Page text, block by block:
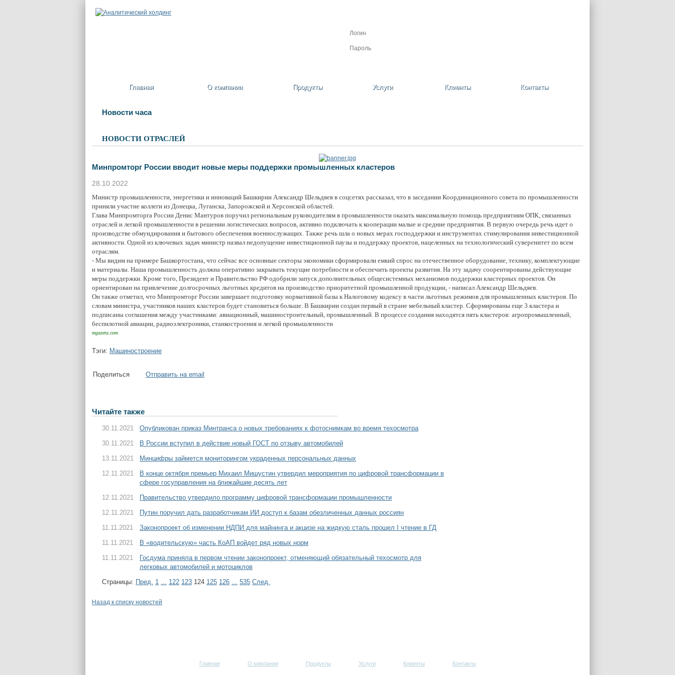
Главная О компании Продукты Услуги Клиенты Контакты
Новости часа
НОВОСТИ ОТРАСЛЕЙ
Минпромторг России вводит новые меры поддержки промышленных кластеров
28.10.2022
Министр промышленности, энергетики и инноваций Башкирии Александр Шельдяев в соцсетях рассказал, что в заседании Координационного совета по промышленности
приняли участие коллеги из Донецка, Луганска, Запорожской и Херсонской областей.
Глава Минпромторга России Денис Мантуров поручил региональным руководителям в промышленности оказать максимальную помощь предприятиям ОПК, связанных
отраслей и легкой промышленности в решении логистических вопросов, активно подключать к кооперации малые и средние предприятия. В первую очередь речь идет о
производстве обмундирования и бытового обеспечения военнослужащих. Также речь шла о новых мерах господдержки и инструментах стимулирования инвестиционной
активности. Одной из ключевых задач министр назвал недопущение инвестиционной паузы и поддержку проектов, нацеленных на технологический суверенитет по всем
отраслям.
- Мы видим на примере Башкортостана, что сейчас все основные секторы экономики сформировали емкий спрос на отечественное оборудование, технику, комплектующие
и материалы. Наша промышленность должна оперативно закрывать текущие потребности и обеспечить проекты развития. На эту задачу соорентированы действующие
меры поддержки. Кроме того, Президент и Правительство РФ одобрили запуск дополнительных общесистемных механизмов поддержки кластерных проектов. Он
ориентирован на привлечение долгосрочных льготных кредитов на производство приоритетной промышленной продукции, - написал Александр Шельдяев.
Он также отметил, что Минпромторг России завершает подготовку нормативной базы к Налоговому кодексу в части льготных режимов для промышленных кластеров. По
словам министра, участников наших кластеров будет становиться больше. В Башкирии создан первый в стране мебельный кластер. Сформированы еще 3 кластера и
подписаны соглашения между участниками: авиационный, машиностроительный, промышленный. В процессе создания находятся пять кластеров: агропромышленный,
беспилотной авиации, радиоэлектроники, станкостроения и легкой промышленности
mgazeta.com
Тэги: Машиностроение
Поделиться Отправить на email
Читайте также
30.11.2021
Опубликован приказ Минтранса о новых требованиях к фотоcнимкам во время техосмотра
30.11.2021
В России вступил в действие новый ГОСТ по отзыву автомобилей
13.11.2021
Минцифры займется мониторингом украденных персональных данных
12.11.2021
В конце октября премьер Михаил Мишустин утвердил мероприятия по цифровой трансформации в
сфере госуправления на ближайшие десять лет
12.11.2021
Правительство утвердило программу цифровой трансформации промышленности
12.11.2021
Путин поручил дать разработчикам ИИ доступ к базам обезличенных данных россиян
11.11.2021
Законопроект об изменении НДПИ для майнинга и акцизе на жидкую сталь прошел I чтение в ГД
11.11.2021
В «водительскую» часть КоАП войдет ряд новых норм
11.11.2021
Госдума приняла в первом чтении законопроект, отменяющий обязательный техосмотр для
легковых автомобилей и мотоциклов
Страницы: Пред. 1 ... 122 123 124 125 126 ... 535 След.
Назад к списку новостей
Главная О компании Продукты Услуги Клиенты Контакты